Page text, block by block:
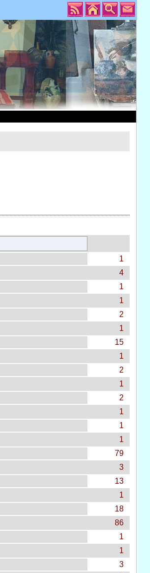
1
4
1
1
2
1
15
1
2
1
2
1
1
1
79
3
13
1
18
86
1
1
3